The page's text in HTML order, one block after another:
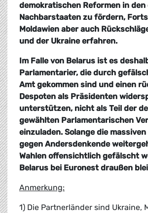
demokratischen Reformen in
Nachbarstaaten zu fördern,
Moldawien aber auch
und der Ukraine erfahren.
Im Falle von Belarus ist es
Parlamentarier, die durch
Amt gekommen sind und einen
Despoten als Präsidenten
unterstützen, nicht als Teil der
gewählten Parlamentarischen
einzuladen. Solange die
gegen Andersdenkende
Wahlen offensichtlich gefälscht
Belarus bei Euronest draußen
Anmerkung:
1) Die Partnerländer sind Ukraine,